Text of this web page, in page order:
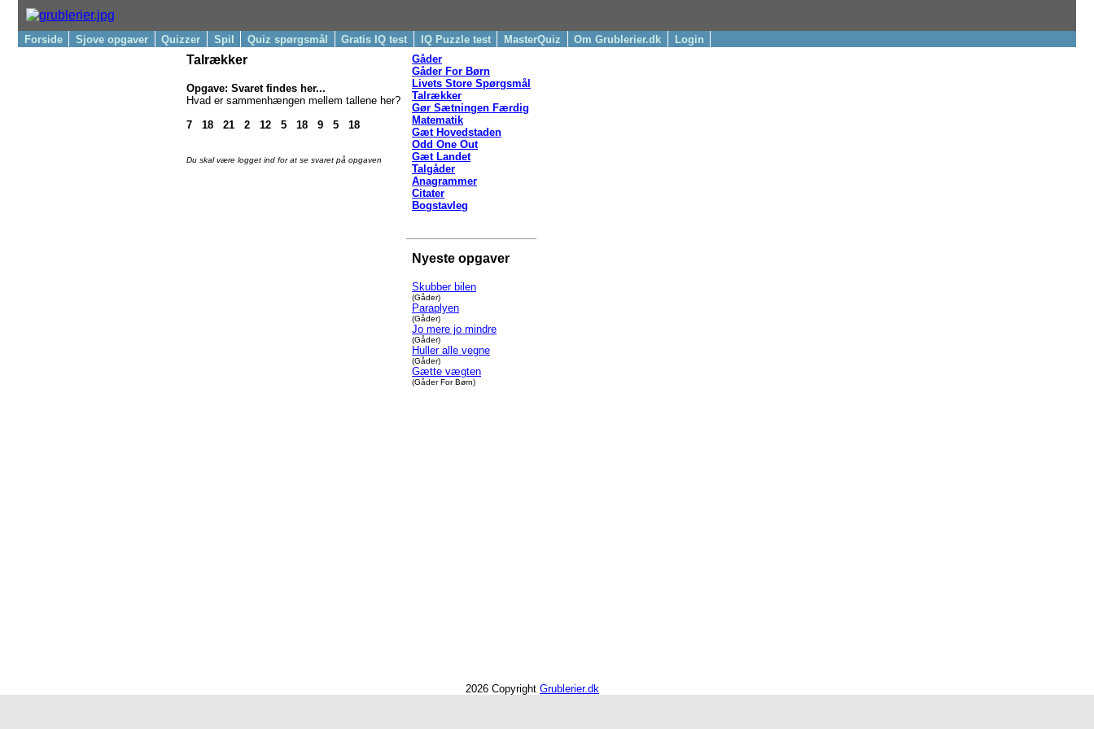
Forside Sjove opgaver Quizzer Spil Quiz spørgsmål Gratis IQ test IQ Puzzle test MasterQuiz Om Grublerier.dk Login
Talrækker
Opgave: Svaret findes her...
Hvad er sammenhængen mellem tallene her?
7   18   21   2   12   5   18   9   5   18
Du skal være logget ind for at se svaret på opgaven
Gåder
Gåder For Børn
Livets Store Spørgsmål
Talrækker
Gør Sætningen Færdig
Matematik
Gæt Hovedstaden
Odd One Out
Gæt Landet
Talgåder
Anagrammer
Citater
Bogstavleg
Nyeste opgaver
Skubber bilen
(Gåder)
Paraplyen
(Gåder)
Jo mere jo mindre
(Gåder)
Huller alle vegne
(Gåder)
Gætte vægten
(Gåder For Børn)
2026 Copyright Grublerier.dk